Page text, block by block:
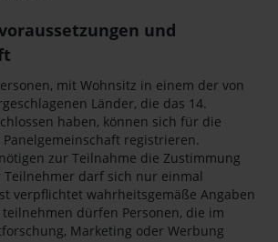
und
mit Wohnsitz in einem der von
Länder, die das 14.
haben, können sich für die
registrieren.
zur Teilnahme die Zustimmung
Teilnehmer darf sich nur einmal
verpflichtet wahrheitsgemäße Angaben
dürfen Personen, die im
Marketing oder Werbung